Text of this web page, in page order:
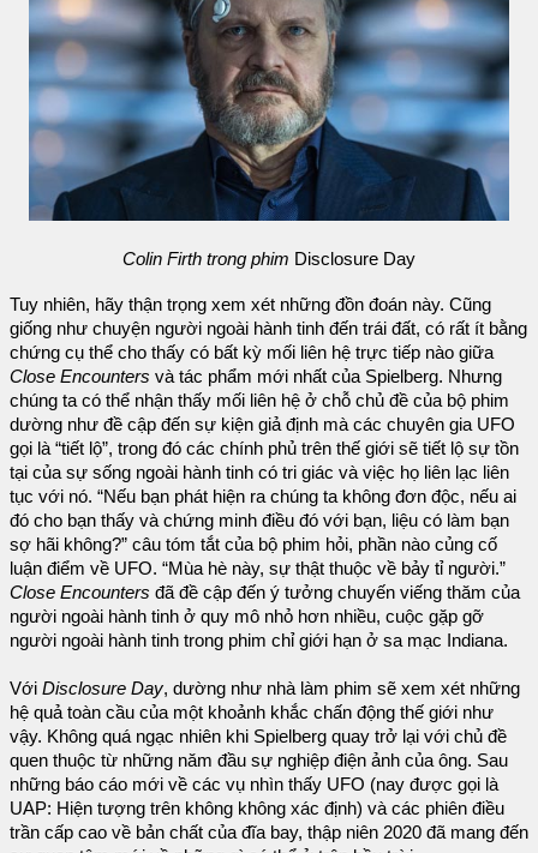
Colin Firth trong phim Disclosure Day
Tuy nhiên, hãy thận trọng xem xét những đồn đoán này. Cũng
giống như chuyện người ngoài hành tinh đến trái đất, có rất ít bằng
chứng cụ thể cho thấy có bất kỳ mối liên hệ trực tiếp nào giữa
Close Encounters và tác phẩm mới nhất của Spielberg. Nhưng
chúng ta có thể nhận thấy mối liên hệ ở chỗ chủ đề của bộ phim
dường như đề cập đến sự kiện giả định mà các chuyên gia UFO
gọi là “tiết lộ”, trong đó các chính phủ trên thế giới sẽ tiết lộ sự tồn
tại của sự sống ngoài hành tinh có tri giác và việc họ liên lạc liên
tục với nó. “Nếu bạn phát hiện ra chúng ta không đơn độc, nếu ai
đó cho bạn thấy và chứng minh điều đó với bạn, liệu có làm bạn
sợ hãi không?” câu tóm tắt của bộ phim hỏi, phần nào củng cố
luận điểm về UFO. “Mùa hè này, sự thật thuộc về bảy tỉ người.”
Close Encounters đã đề cập đến ý tưởng chuyến viếng thăm của
người ngoài hành tinh ở quy mô nhỏ hơn nhiều, cuộc gặp gỡ
người ngoài hành tinh trong phim chỉ giới hạn ở sa mạc Indiana.
Với Disclosure Day, dường như nhà làm phim sẽ xem xét những
hệ quả toàn cầu của một khoảnh khắc chấn động thế giới như
vậy. Không quá ngạc nhiên khi Spielberg quay trở lại với chủ đề
quen thuộc từ những năm đầu sự nghiệp điện ảnh của ông. Sau
những báo cáo mới về các vụ nhìn thấy UFO (nay được gọi là
UAP: Hiện tượng trên không không xác định) và các phiên điều
trần cấp cao về bản chất của đĩa bay, thập niên 2020 đã mang đến